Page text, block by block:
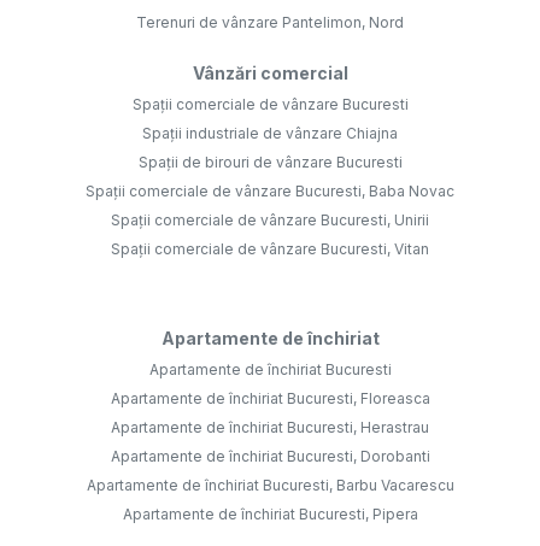
Terenuri de vânzare Pantelimon, Nord
Vânzări comercial
Spații comerciale de vânzare Bucuresti
Spații industriale de vânzare Chiajna
Spații de birouri de vânzare Bucuresti
Spații comerciale de vânzare Bucuresti, Baba Novac
Spații comerciale de vânzare Bucuresti, Unirii
Spații comerciale de vânzare Bucuresti, Vitan
Apartamente de închiriat
Apartamente de închiriat Bucuresti
Apartamente de închiriat Bucuresti, Floreasca
Apartamente de închiriat Bucuresti, Herastrau
Apartamente de închiriat Bucuresti, Dorobanti
Apartamente de închiriat Bucuresti, Barbu Vacarescu
Apartamente de închiriat Bucuresti, Pipera